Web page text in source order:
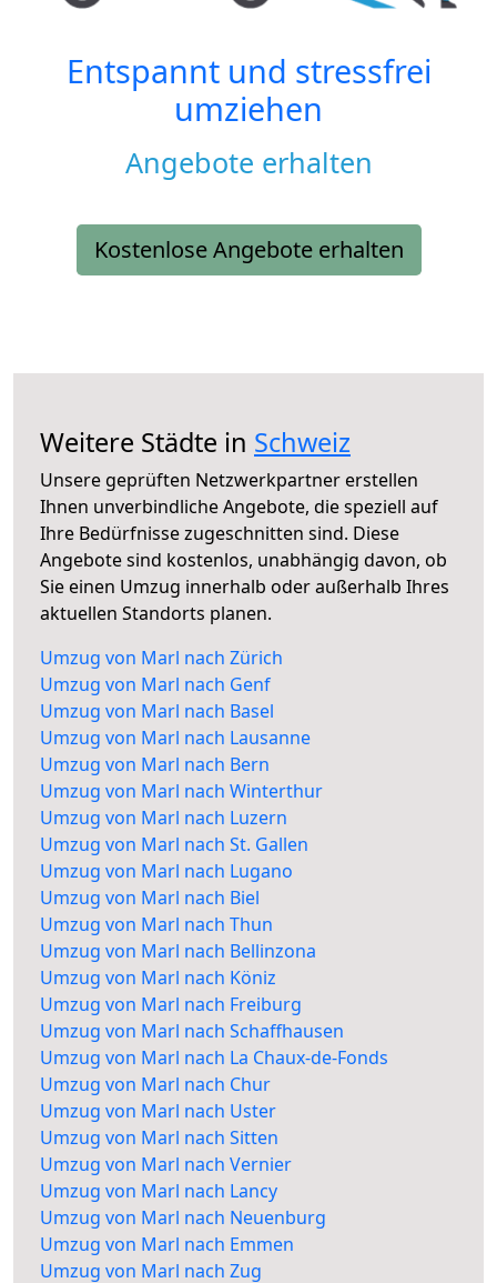
Entspannt und stressfrei
umziehen
Angebote erhalten
Kostenlose Angebote erhalten
Weitere Städte in Schweiz
Unsere geprüften Netzwerkpartner erstellen
Ihnen unverbindliche Angebote, die speziell auf
Ihre Bedürfnisse zugeschnitten sind. Diese
Angebote sind kostenlos, unabhängig davon, ob
Sie einen Umzug innerhalb oder außerhalb Ihres
aktuellen Standorts planen.
Umzug von Marl nach Zürich
Umzug von Marl nach Genf
Umzug von Marl nach Basel
Umzug von Marl nach Lausanne
Umzug von Marl nach Bern
Umzug von Marl nach Winterthur
Umzug von Marl nach Luzern
Umzug von Marl nach St. Gallen
Umzug von Marl nach Lugano
Umzug von Marl nach Biel
Umzug von Marl nach Thun
Umzug von Marl nach Bellinzona
Umzug von Marl nach Köniz
Umzug von Marl nach Freiburg
Umzug von Marl nach Schaffhausen
Umzug von Marl nach La Chaux-de-Fonds
Umzug von Marl nach Chur
Umzug von Marl nach Uster
Umzug von Marl nach Sitten
Umzug von Marl nach Vernier
Umzug von Marl nach Lancy
Umzug von Marl nach Neuenburg
Umzug von Marl nach Emmen
Umzug von Marl nach Zug